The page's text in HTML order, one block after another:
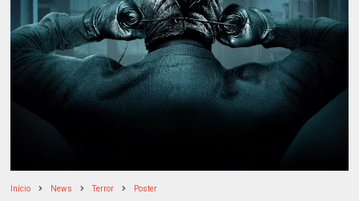
Início News Terror Poster